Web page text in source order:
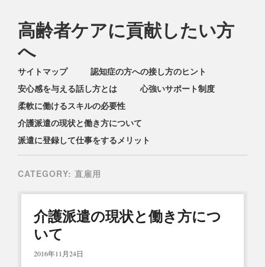
高齢者ケアに貢献したい方
へ
Main menu
Skip
to
content
サイトマップ
認知症の方への接し方のヒント
安心感を与える話し方とは
心強いサポート制度
柔軟に働けるスキルの必要性
介護派遣の現状と働き方について
派遣に登録して仕事をするメリット
CATEGORY: 直雇用
介護派遣の現状と働き方につ
いて
2016年11月24日